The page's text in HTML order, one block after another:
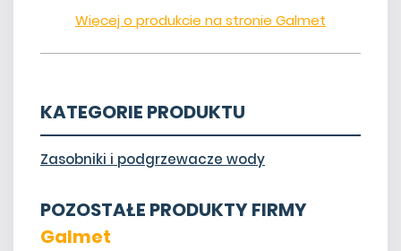
Więcej o produkcie na stronie Galmet
KATEGORIE PRODUKTU
Zasobniki i podgrzewacze wody
POZOSTAŁE PRODUKTY FIRMY
Galmet